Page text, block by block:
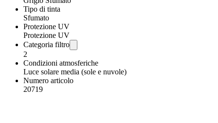
Tipo di tinta
Sfumato
Protezione UV
Protezione UV
Categoria filtro
2
Condizioni atmosferiche
Luce solare media (sole e nuvole)
Numero articolo
20719